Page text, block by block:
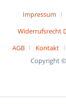
Impressum
Widerrufsrecht
AGB
Kontakt
Copyright